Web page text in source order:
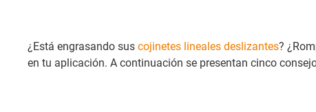
¿Está engrasando sus cojinetes lineales deslizantes?
en tu aplicación. A continuación se presentan cinco